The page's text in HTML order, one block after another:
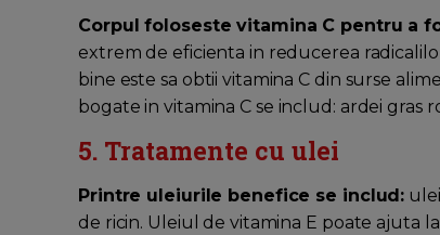
Corpul foloseste vitamina C pentru a
extrem de eficienta in reducerea
bine este sa obtii vitamina C din surse
bogate in vitamina C se includ: ardei gras
5. Tratamente cu ulei
Printre uleiurile benefice se includ:
de ricin. Uleiul de vitamina E poate ajuta